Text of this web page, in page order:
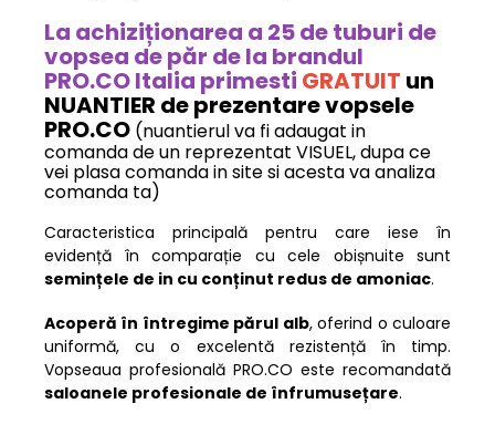
La achiziționarea a 25 de tuburi de
vopsea de păr de la brandul
PRO.CO Italia primesti GRATUIT un
NUANTIER de prezentare vopsele
PRO.CO (nuantierul va fi adaugat in
comanda de un reprezentat VISUEL, dupa ce
vei plasa comanda in site si acesta va analiza
comanda ta)
Caracteristica principală pentru care iese în
evidență în comparație cu cele obișnuite sunt
semințele de in cu conținut redus de amoniac.
Acoperă în întregime părul alb, oferind o culoare
uniformă, cu o excelentă rezistență în timp.
Vopseaua profesională PRO.CO este recomandată
saloanele profesionale de înfrumusețare.